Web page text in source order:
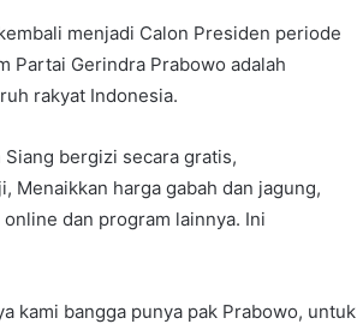
menjadi Calon Presiden periode
Partai Gerindra Prabowo adalah
rakyat Indonesia.
bergizi secara gratis,
Menaikkan harga gabah dan jagung,
dan program lainnya. Ini
kami bangga punya pak Prabowo, untuk